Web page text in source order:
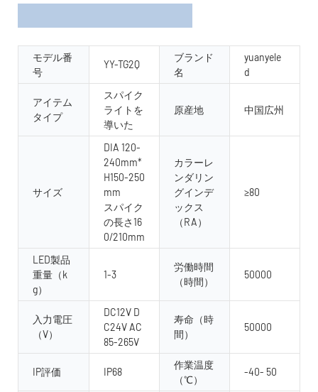
モデル番
号
YY-TG2Q
ブランド
名
yuanyele
d
アイテム
タイプ
スパイク
ライトを
導いた
原産地 中国広州
サイズ
DIA 120-
240mm*
H150-250
mm
スパイク
の長さ16
0/210mm
カラーレ
ンダリン
グインデ
ックス
（RA）
≥80
LED製品
重量（k
g）
1-3
労働時間
（時間）
50000
入力電圧
（V）
DC12V D
C24V AC
85-265V
寿命（時
間）
50000
IP評価 IP68
作業温度
（℃）
-40- 50